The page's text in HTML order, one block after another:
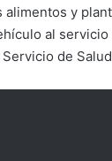
y
al servicio
de